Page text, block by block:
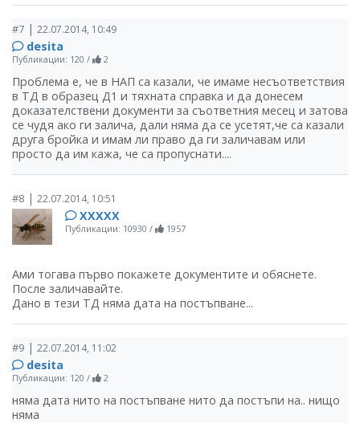
#7 | 22.07.2014, 10:49
desita
Публикации: 120 / 2
Проблема е, че в НАП са казали, че имаме несъответствия
в ТД в образец Д1 и тяхната справка и да донесем
доказателствени документи за съответния месец и затова
се чудя ако ги залича, дали няма да се усетят,че са казали
друга бройка и имам ли право да ги заличавам или
просто да им кажа, че са пропуснати....
#8 | 22.07.2014, 10:51
ХХХХХ
Публикации: 10930 / 1957
Ами тогава първо покажете документите и обяснете.
После заличавайте.
Дано в тези ТД няма дата на постъпване...
#9 | 22.07.2014, 11:02
desita
Публикации: 120 / 2
няма дата нито на постъпване нито да постъпи на.. нищо
няма